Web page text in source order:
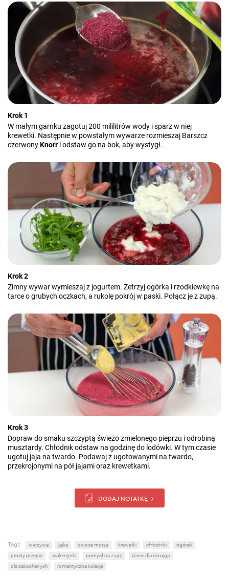
Krok 1
W małym garnku zagotuj 200 mililitrów wody i sparz w niej
krewetki. Następnie w powstałym wywarze rozmieszaj Barszcz
czerwonyKnorr i odstaw go na bok, aby wystygł.
Krok 2
Zimny wywar wymieszaj z jogurtem. Zetrzyj ogórka i rzodkiewkę na
tarce o grubych oczkach, a rukolę pokrój w paski. Połącz je z zupą.
Krok 3
Dopraw do smaku szczyptą świeżo zmielonego pieprzu i odrobiną
musztardy. Chłodnik odstaw na godzinę do lodówki. W tym czasie
ugotuj jaja na twardo. Podawaj z ugotowanymi na twardo,
przekrojonymi na pół jajami oraz krewetkami.
DODAJ NOTATKĘ
Tagi: warzywa jajka owoce morza krewetki chłodniki
ogórek
prosty przepis
walentynki pomysł na zupę
danie dla dwojga
dla zakochanych
romantyczna kolacja